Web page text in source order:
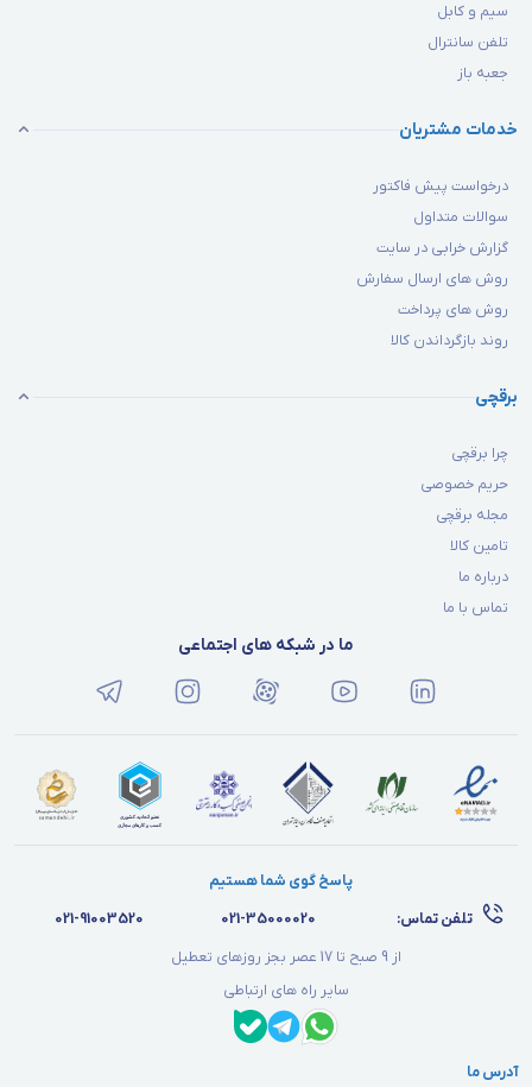
سیم و کابل
تلفن سانترال
جعبه باز
خدمات مشتریان
درخواست پیش فاکتور
سوالات متداول
گزارش خرابی در سایت
روش های ارسال سفارش
روش های پرداخت
روند بازگرداندن کالا
برقچی
چرا برقچی
حریم خصوصی
مجله برقچی
تامین کالا
درباره ما
تماس با ما
ما در شبکه های اجتماعی
پاسخ گوی شما هستیم
تلفن تماس:
021-35000020
021-91003520
از 9 صبح تا 17 عصر بجز روزهای تعطیل
سایر راه های ارتباطی
آدرس ما